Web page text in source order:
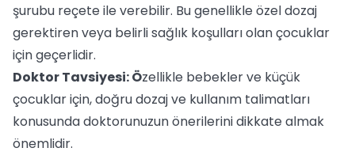
şurubu reçete ile verebilir. Bu genellikle özel dozaj
gerektiren veya belirli sağlık koşulları olan çocuklar
için geçerlidir.
Doktor Tavsiyesi: Özellikle bebekler ve küçük
çocuklar için, doğru dozaj ve kullanım talimatları
konusunda doktorunuzun önerilerini dikkate almak
önemlidir.